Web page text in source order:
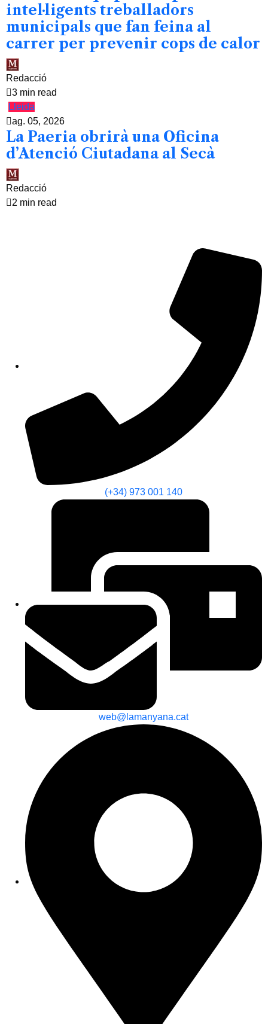
intel·ligents treballadors
municipals que fan feina al
carrer per prevenir cops de calor
Redacció
3 min read
Lleida
ag. 05, 2026
La Paeria obrirà una Oficina
d’Atenció Ciutadana al Secà
Redacció
2 min read
(+34) 973 001 140
web@lamanyana.cat